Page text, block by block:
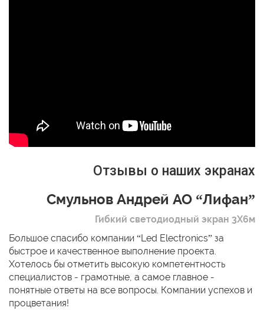
Отзывы о наших экранах
Смульнов Андрей АО “Лифан”
Гибкий светодиодный экран 3Х6м
Большое спасибо компании “Led Electronics” за
быстрое и качественное выполнение проекта.
Хотелось бы отметить высокую компетентность
специалистов - грамотные, а самое главное -
понятные ответы на все вопросы. Компании успехов и
процветания!